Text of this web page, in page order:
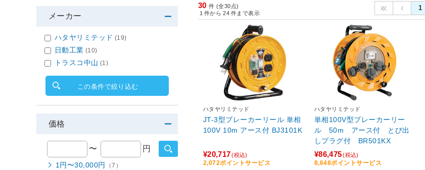
30 件 (全30点)
1 件から 24 件まで表示
1
ハタヤリミテッド
JT-3型ブレーカーリール 単相
100V 10m アース付 BJ3101K
¥20,717(税込)
2,072ポイントサービス
ハタヤリミテッド
単相100V型ブレーカーリー
ル 50m アース付 とび出
しプラグ付 BR501KX
¥86,475(税込)
8,648ポイントサービス
メーカー
ハタヤリミテッド (19)
日動工業 (10)
トラスコ中山 (1)
この条件で絞り込む
価格
〜 円
1円〜30,000円 （7）